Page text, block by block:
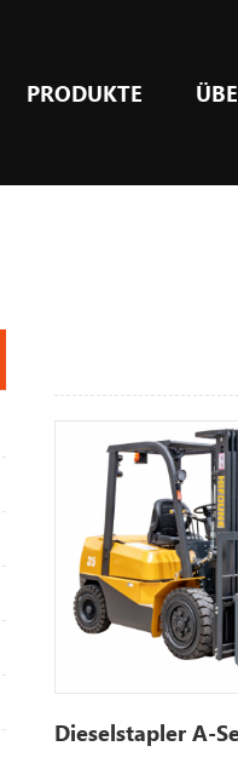
PRODUKTE
Dieselstapler A-